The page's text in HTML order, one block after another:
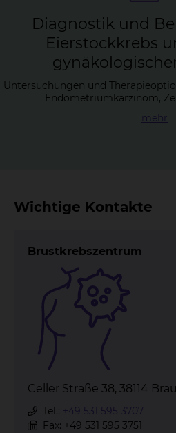
Dia­gnos­tik und
Ei­er­stock­krebs
Untersuchungen und
Endometriumkarzinom,
mehr
Wichtige Kontakte
Brustkrebszentrum
Celler Straße 38, 38114
Tel.: +49 531 595 3707
Fax: +49 531 595 3751